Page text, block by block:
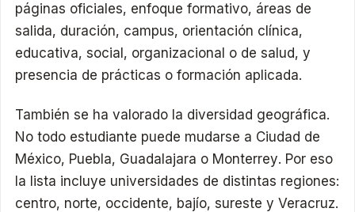
páginas oficiales, enfoque formativo, áreas de
salida, duración, campus, orientación clínica,
educativa, social, organizacional o de salud, y
presencia de prácticas o formación aplicada.
También se ha valorado la diversidad geográfica.
No todo estudiante puede mudarse a Ciudad de
México, Puebla, Guadalajara o Monterrey. Por eso
la lista incluye universidades de distintas regiones:
centro, norte, occidente, bajío, sureste y Veracruz.